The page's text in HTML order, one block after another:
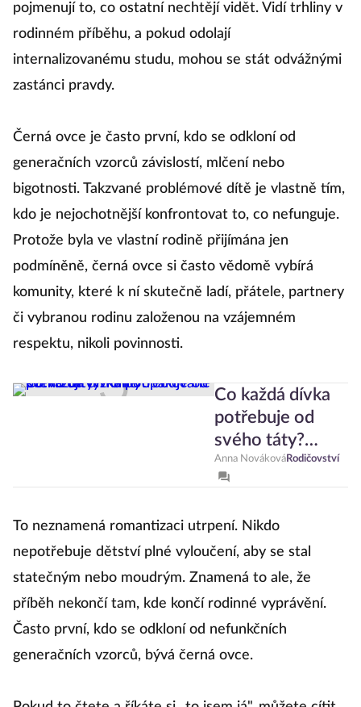
pojmenují to, co ostatní nechtějí vidět. Vidí trhliny v
rodinném příběhu, a pokud odolají
internalizovanému studu, mohou se stát odvážnými
zastánci pravdy.
Černá ovce je často první, kdo se odkloní od
generačních vzorců závislostí, mlčení nebo
bigotnosti. Takzvané problémové dítě je vlastně tím,
kdo je nejochotnější konfrontovat to, co nefunguje.
Protože byla ve vlastní rodině přijímána jen
podmíněně, černá ovce si často vědomě vybírá
komunity, které k ní skutečně ladí, přátele, partnery
či vybranou rodinu založenou na vzájemném
respektu, nikoli povinnosti.
Co každá dívka
potřebuje od
svého táty?
Tohle opakovaně
potvrzují
Anna NovákováRodičovství
To neznamená romantizaci utrpení. Nikdo
nepotřebuje dětství plné vyloučení, aby se stal
statečným nebo moudrým. Znamená to ale, že
příběh nekončí tam, kde končí rodinné vyprávění.
Často první, kdo se odkloní od nefunkčních
generačních vzorců, bývá černá ovce.